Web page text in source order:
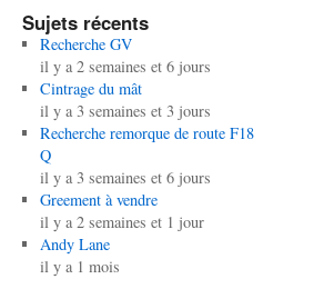
Sujets récents
Recherche GV
il y a 2 semaines et 6 jours
Cintrage du mât
il y a 3 semaines et 3 jours
Recherche remorque de route F18
Q
il y a 3 semaines et 6 jours
Greement à vendre
il y a 2 semaines et 1 jour
Andy Lane
il y a 1 mois